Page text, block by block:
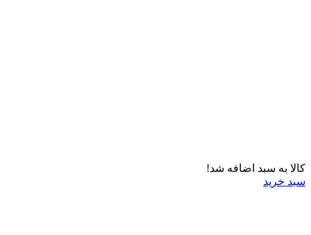
کالا به سبد اضافه شد!
سبد خرید